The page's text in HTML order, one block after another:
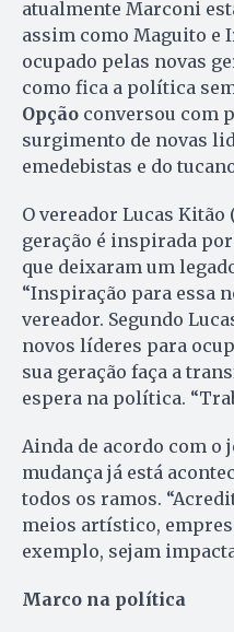
atualmente Marconi
assim como Maguito e
ocupado pelas novas
como fica a política
Opção conversou com
surgimento de novas
emedebistas e do
O vereador Lucas Kitão
geração é inspirada
que deixaram um
“Inspiração para essa
vereador. Segundo
novos líderes para
sua geração faça a
espera na política.
Ainda de acordo com o
mudança já está
todos os ramos.
meios artístico,
exemplo, sejam
Marco na política